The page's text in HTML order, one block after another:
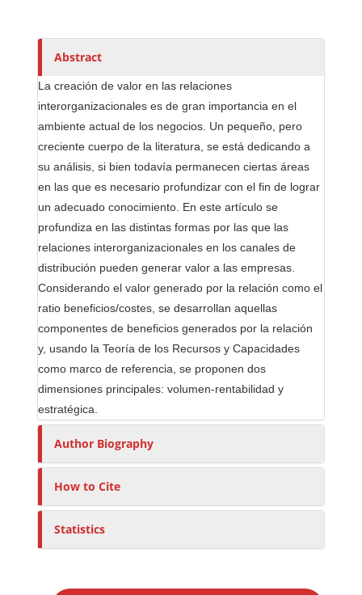
Abstract
La creación de valor en las relaciones
interorganizacionales es de gran importancia en el
ambiente actual de los negocios. Un pequeño, pero
creciente cuerpo de la literatura, se está dedicando a
su análisis, si bien todavía permanecen ciertas áreas
en las que es necesario profundizar con el fin de lograr
un adecuado conocimiento. En este artículo se
profundiza en las distintas formas por las que las
relaciones interorganizacionales en los canales de
distribución pueden generar valor a las empresas.
Considerando el valor generado por la relación como el
ratio beneficios/costes, se desarrollan aquellas
componentes de beneficios generados por la relación
y, usando la Teoría de los Recursos y Capacidades
como marco de referencia, se proponen dos
dimensiones principales: volumen-rentabilidad y
estratégica.
Author Biography
How to Cite
Statistics